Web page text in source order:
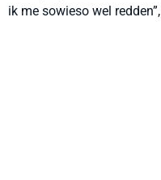
ik me sowieso wel redden”,